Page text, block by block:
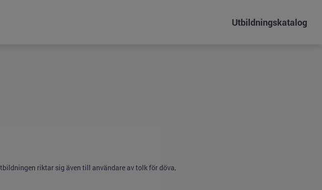
Utbildningskatalog
riktar sig även till användare av tolk för döva,